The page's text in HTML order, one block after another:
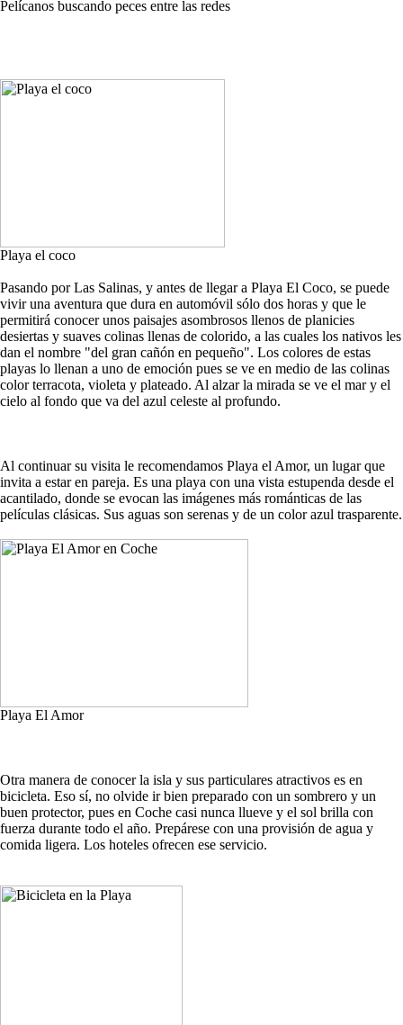
Pelícanos buscando peces entre las redes
Playa el coco
Pasando por Las Salinas, y antes de llegar a Playa El Coco, se puede
vivir una aventura que dura en automóvil sólo dos horas y que le
permitirá conocer unos paisajes asombrosos llenos de planicies
desiertas y suaves colinas llenas de colorido, a las cuales los nativos les
dan el nombre "del gran cañón en pequeño". Los colores de estas
playas lo llenan a uno de emoción pues se ve en medio de las colinas
color terracota, violeta y plateado. Al alzar la mirada se ve el mar y el
cielo al fondo que va del azul celeste al profundo.
Al continuar su visita le recomendamos Playa el Amor, un lugar que
invita a estar en pareja. Es una playa con una vista estupenda desde el
acantilado, donde se evocan las imágenes más románticas de las
películas clásicas. Sus aguas son serenas y de un color azul trasparente.
Playa El Amor
Otra manera de conocer la isla y sus particulares atractivos es en
bicicleta. Eso sí, no olvide ir bien preparado con un sombrero y un
buen protector, pues en Coche casi nunca llueve y el sol brilla con
fuerza durante todo el año. Prepárese con una provisión de agua y
comida ligera. Los hoteles ofrecen ese servicio.